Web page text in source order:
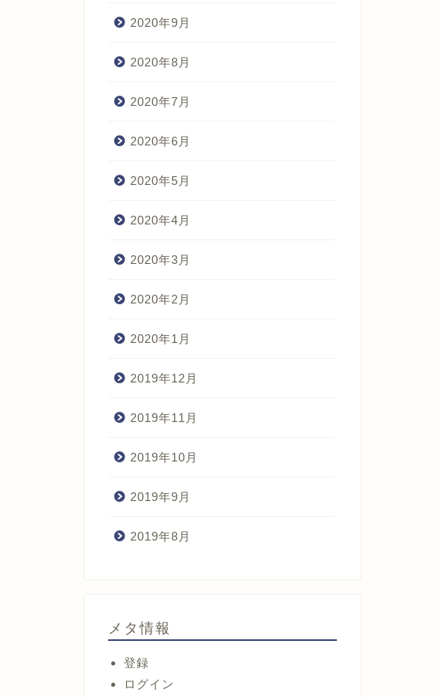
2020年9月
2020年8月
2020年7月
2020年6月
2020年5月
2020年4月
2020年3月
2020年2月
2020年1月
2019年12月
2019年11月
2019年10月
2019年9月
2019年8月
メタ情報
登録
ログイン